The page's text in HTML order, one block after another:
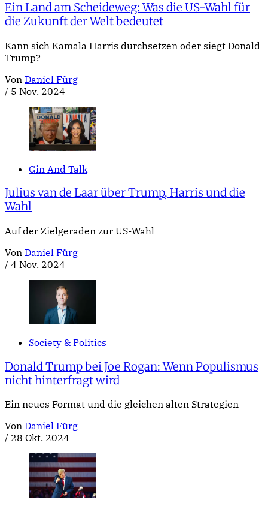
Ein Land am Scheideweg: Was die US-Wahl für
die Zukunft der Welt bedeutet
Kann sich Kamala Harris durchsetzen oder siegt Donald
Trump?
Von Daniel Fürg
/ 5 Nov. 2024
Gin And Talk
Julius van de Laar über Trump, Harris und die
Wahl
Auf der Zielgeraden zur US-Wahl
Von Daniel Fürg
/ 4 Nov. 2024
Society & Politics
Donald Trump bei Joe Rogan: Wenn Populismus
nicht hinterfragt wird
Ein neues Format und die gleichen alten Strategien
Von Daniel Fürg
/ 28 Okt. 2024